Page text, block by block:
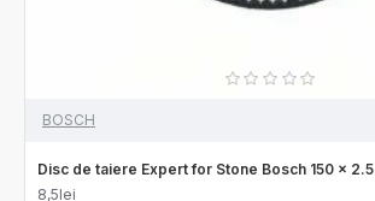
BOSCH
Disc de taiere Expert for Stone Bosch 150 x 2.5
8,5lei